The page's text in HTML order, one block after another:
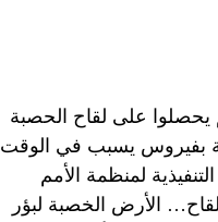
من 20 مليون طفل سنويا لم يحصلوا على لقاح الحصبة
بفيروس يسبب في الوقت
لمنظمة الأمم
الأرض الخصبة لبؤر